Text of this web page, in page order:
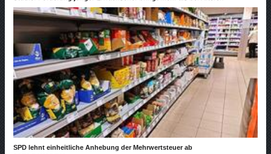
SPD lehnt einheitliche Anhebung der Mehrwertsteuer ab